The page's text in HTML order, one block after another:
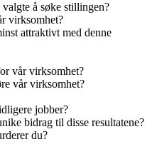
å søke stillingen?
virksomhet?
attraktivt med denne
vår virksomhet?
vår virksomhet?
jobber?
bidrag til disse resultatene?
du?